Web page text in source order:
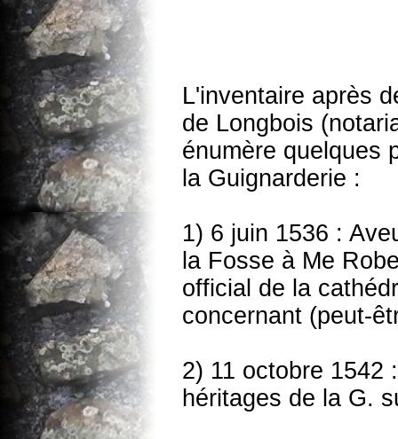
L'inventaire après
de Longbois
énumère quelques
la Guignarderie :
1) 6 juin 1536 :
la Fosse à Me
official de la
concernant (peut-
2) 11 octobre 1542
héritages de la G.